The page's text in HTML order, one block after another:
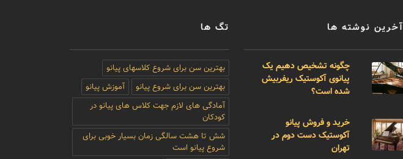
آخرین نوشته ها
چگونه تشخیص دهیم یک
پیانوی آکوستیک ریفربیش
شده است؟
خرید و فروش پیانو
آکوستیک دست دوم در
تهران
تگ ها
بهترین سن برای شروع کلاسهای پیانو
بهترین سن برای شروع پیانو
آموزش پیانو
آمادگی های لازم جهت کلاس های پیانو در
کودکان
شش تا هشت سالگی زمان بسیار خوبی برای
شروع پیانو است